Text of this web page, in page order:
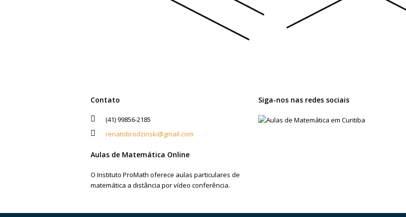
Contato
(41) 99856-2185
renatobrodzinski@gmail.com
Aulas de Matemática Online
O Instituto ProMath oferece aulas particulares de
matemática a distância por vídeo conferência.
Siga-nos nas redes sociais